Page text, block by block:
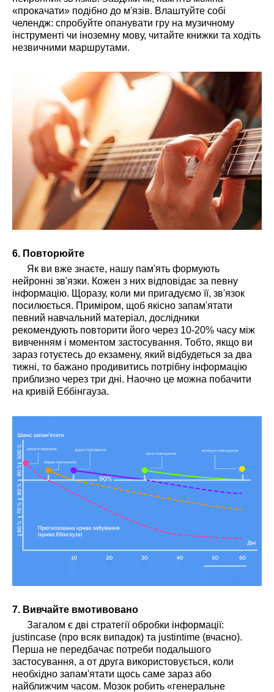
«прокачати» подібно до м'язів. Влаштуйте собі
челендж: спробуйте опанувати гру на музичному
інструменті чи іноземну мову, читайте книжки та ходіть
незвичними маршрутами.
6. Повторюйте
Як ви вже знаєте, нашу пам'ять формують
нейронні зв'язки. Кожен з них відповідає за певну
інформацію. Щоразу, коли ми пригадуємо її, зв'язок
посилюється. Приміром, щоб якісно запам'ятати
певний навчальний матеріал, дослідники
рекомендують повторити його через 10-20% часу між
вивченням і моментом застосування. Тобто, якщо ви
зараз готуєтесь до екзамену, який відбудеться за два
тижні, то бажано продивитись потрібну інформацію
приблизно через три дні. Наочно це можна побачити
на кривій Еббінгауза.
7. Вивчайте вмотивовано
Загалом є дві стратегії обробки інформації:
justincase (про всяк випадок) та justintime (вчасно).
Перша не передбачає потреби подальшого
застосування, а от друга використовується, коли
необхідно запам'ятати щось саме зараз або
найближчим часом. Мозок робить «генеральне